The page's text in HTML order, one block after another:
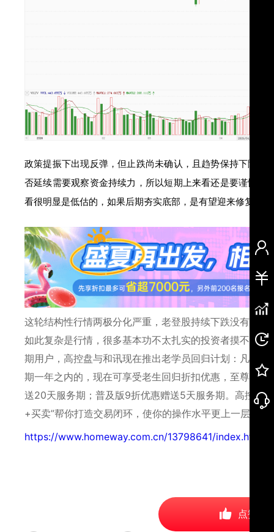
政策提振下出现反弹，但止跌尚未确认，且趋势保持下降，
否延续需要观察资金持续力，所以短期上来看还是要谨慎的
看很明显是低估的，如果后期夯实底部，是有望迎来修复的
这轮结构性行情两极分化严重，老登股持续下跌没有赚
如此复杂是行情，很多基本功不太扎实的投资者摸不着
期用户，高控盘与和讯现在推出老学员回归计划：凡是
期一年之内的，现在可享受老生回归折扣优惠，至尊版7
送20天服务期；普及版9折优惠赠送5天服务期。高控盘
+买卖”帮你打造交易闭环，使你的操作水平更上一层楼。
https://www.homeway.com.cn/13798641/index.html
点赞